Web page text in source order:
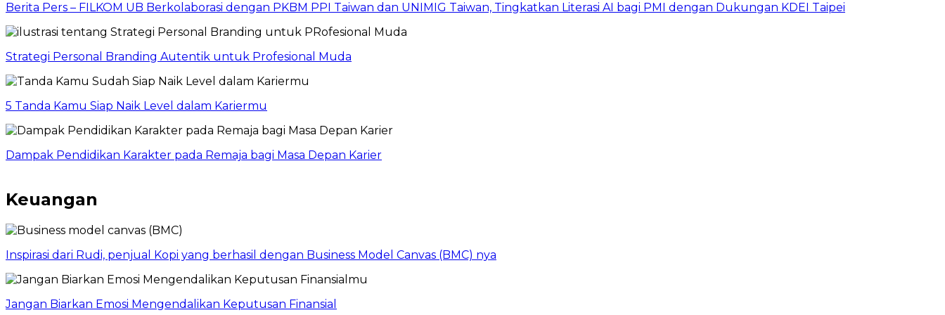
Berita Pers – FILKOM UB Berkolaborasi dengan PKBM PPI Taiwan dan UNIMIG Taiwan, Tingkatkan Literasi AI bagi PMI dengan Dukungan KDEI Taipei
Strategi Personal Branding Autentik untuk Profesional Muda
5 Tanda Kamu Siap Naik Level dalam Kariermu
Dampak Pendidikan Karakter pada Remaja bagi Masa Depan Karier
Keuangan
Inspirasi dari Rudi, penjual Kopi yang berhasil dengan Business Model Canvas (BMC) nya
Jangan Biarkan Emosi Mengendalikan Keputusan Finansial